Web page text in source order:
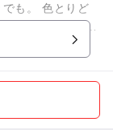
も。 色とりど
化石… 新しいも